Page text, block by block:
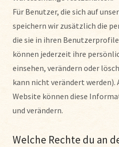
Für Benutzer, die sich auf
speichern wir zusätzlich die
die sie in ihren
können jederzeit ihre
einsehen, verändern oder
kann nicht verändert
Website können diese
und verändern.
Welche Rechte du an